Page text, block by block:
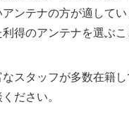
ンテナの方が適して
得のアンテナを選ぶこ
スタッフが多数在籍
ださい。